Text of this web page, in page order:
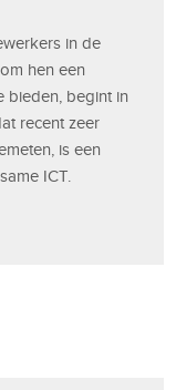
in de
hen een
bieden, begint in
recent zeer
is een
ICT.